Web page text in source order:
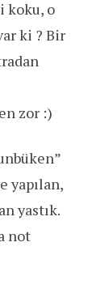
koku, o
ki ? Bir
zor :)
yapılan,
yastık.
not